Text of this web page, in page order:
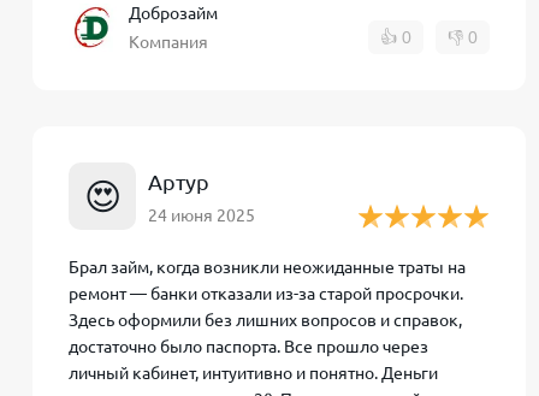
краткосрочные займы без переплат. Если вы
одобрении может быть принято не только
Чем отличаются «Центр
Хотя оба продукта принадлежат МФК «Саммит»
Центр займовпредлагает две основные линии:
до 12 месяцев). Это удобно, когда вы хотите
короткий период без процентов.
Доброзайм
Компания
👍 0 👎 0
😍 Артур
24 июня 2025
Брал займ, когда возникли неожиданные траты на
ремонт — банки отказали из-за старой просрочки.
Здесь оформили без лишних вопросов и справок,
достаточно было паспорта. Все прошло через
личный кабинет, интуитивно и понятно. Деньги